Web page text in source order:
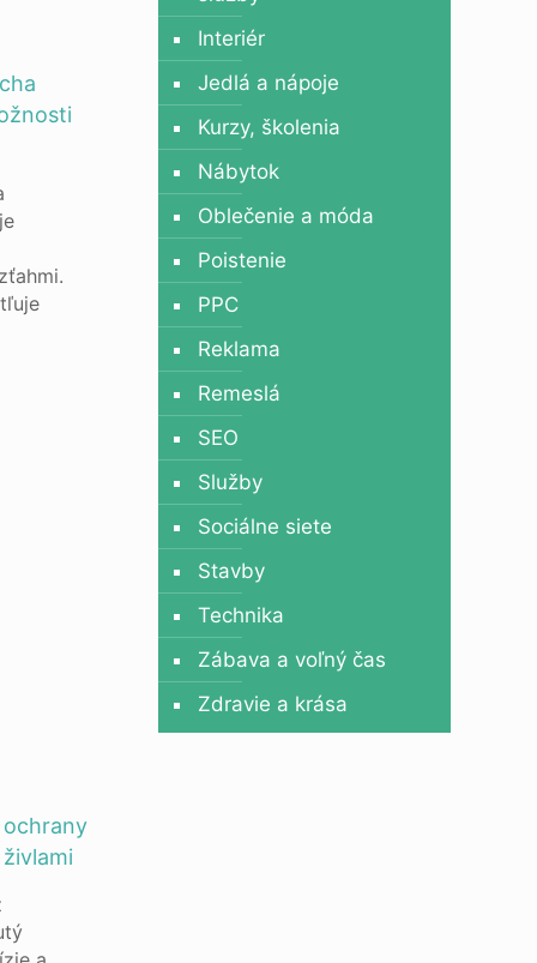
Interiér
Jedlá a nápoje
Kurzy, školenia
Nábytok
Oblečenie a móda
Poistenie
PPC
Reklama
Remeslá
SEO
Služby
Sociálne siete
Stavby
Technika
Zábava a voľný čas
Zdravie a krása